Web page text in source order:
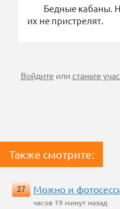
Бедные кабаны.
их не пристрелят.
Войдите илистаньте
Также смотрите:
27 Можно и
часов 19 минут назад